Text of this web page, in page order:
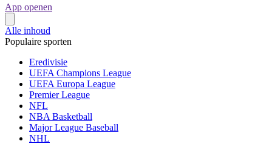
App openen
Alle inhoud
Populaire sporten
Eredivisie
UEFA Champions League
UEFA Europa League
Premier League
NFL
NBA Basketball
Major League Baseball
NHL